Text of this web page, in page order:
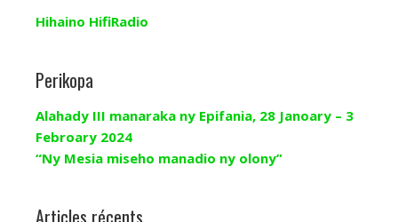
Hihaino HifiRadio
Perikopa
Alahady III manaraka ny Epifania, 28 Janoary – 3
Febroary 2024
“Ny Mesia miseho manadio ny olony”
Articles récents